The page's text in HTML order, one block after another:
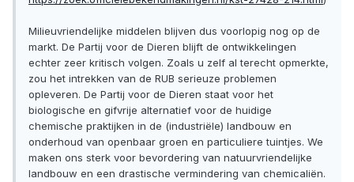
Milieuvriendelijke middelen blijven dus voorlopig nog op de
markt. De Partij voor de Dieren blijft de ontwikkelingen
echter zeer kritisch volgen. Zoals u zelf al terecht opmerkte,
zou het intrekken van de RUB serieuze problemen
opleveren. De Partij voor de Dieren staat voor het
biologische en gifvrije alternatief voor de huidige
chemische praktijken in de (industriële) landbouw en
onderhoud van openbaar groen en particuliere tuintjes. We
maken ons sterk voor bevordering van natuurvriendelijke
landbouw en een drastische vermindering van chemicaliën.